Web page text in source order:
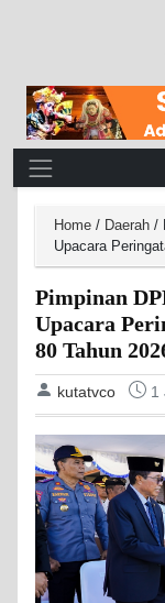
Main
Home / Daerah /
Upacara
Pimpinan
Upacara
80 Tahun
kutatvco 1